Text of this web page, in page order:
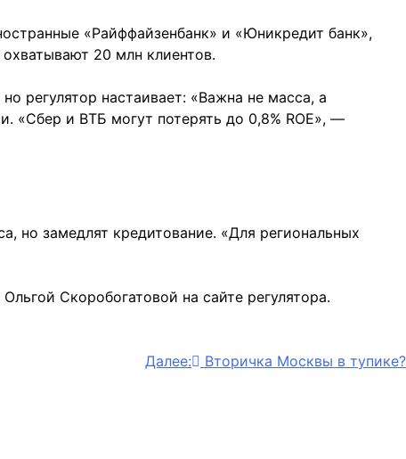
«Райффайзенбанк» и «Юникредит банк»,
20 млн клиентов.
регулятор настаивает: «Важна не масса, а
«Сбер и ВТБ могут потерять до 0,8% ROE», —
но замедлят кредитование. «Для региональных
Скоробогатовой на сайте регулятора.
Далее: Вторичка Москвы в тупике?